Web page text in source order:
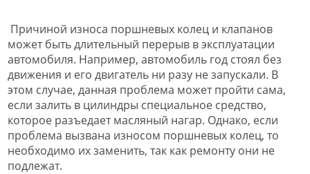
Причиной износа поршневых колец и клапанов
может быть длительный перерыв в эксплуатации
автомобиля. Например, автомобиль год стоял без
движения и его двигатель ни разу не запускали. В
этом случае, данная проблема может пройти сама,
если залить в цилиндры специальное средство,
которое разъедает масляный нагар. Однако, если
проблема вызвана износом поршневых колец, то
необходимо их заменить, так как ремонту они не
подлежат.